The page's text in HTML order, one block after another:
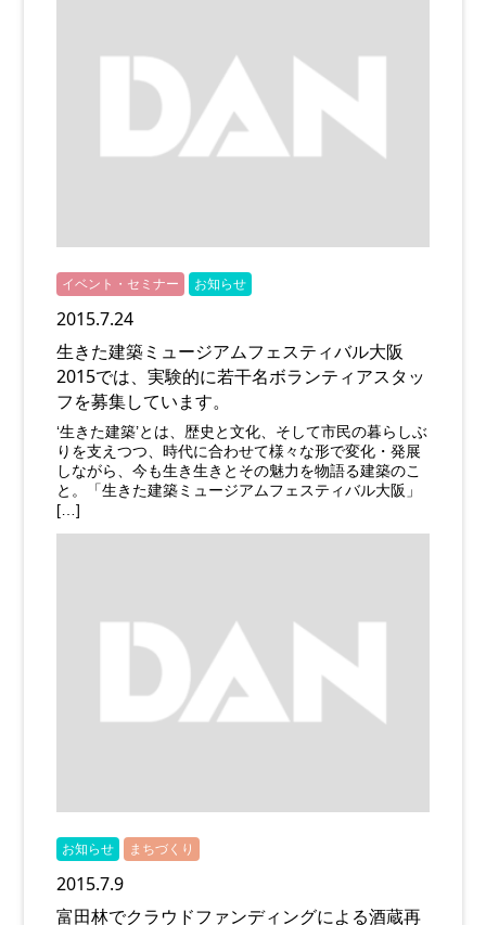
イベント・セミナー お知らせ
2015.7.24
生きた建築ミュージアムフェスティバル大阪
2015では、実験的に若干名ボランティアスタッ
フを募集しています。
‘生きた建築’とは、歴史と文化、そして市民の暮らしぶ
りを支えつつ、時代に合わせて様々な形で変化・発展
しながら、今も生き生きとその魅力を物語る建築のこ
と。「生きた建築ミュージアムフェスティバル大阪」
[…]
お知らせ まちづくり
2015.7.9
富田林でクラウドファンディングによる酒蔵再